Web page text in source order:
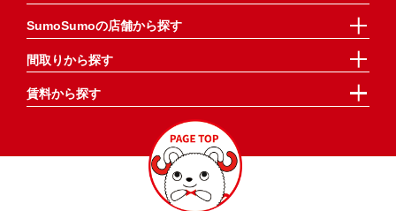
SumoSumoの店舗から探す
間取りから探す
賃料から探す